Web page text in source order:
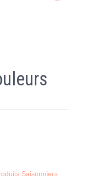
Saisonniers